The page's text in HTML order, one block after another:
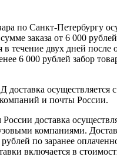
по Санкт-Петербургу
заказа от 6 000
в течение двух дней
6 000 рублей забор
доставка осуществляется
и почты России.
доставка
компаниями.
по заранее
включается в